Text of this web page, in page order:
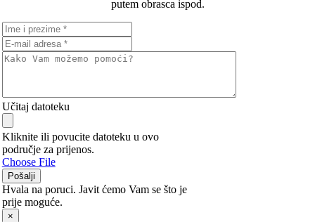
putem obrasca ispod.
Učitaj datoteku
Kliknite ili povucite datoteku u ovo
područje za prijenos.
Choose File
Pošalji
Hvala na poruci. Javit ćemo Vam se što je
prije moguće.
×